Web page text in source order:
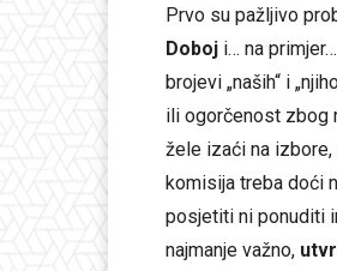
Prvo su pažljivo
Doboj i… na primjer…
brojevi „naših“ i
ili ogorčenost zbog
žele izaći na
komisija treba doći
posjetiti ni ponuditi
najmanje važno,